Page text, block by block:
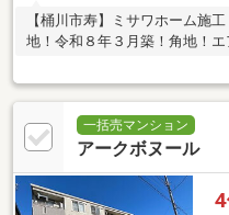
【桶川市寿】ミサワホーム施
地！令和８年３月築！角地！エ
一括売マンション
アークボヌール